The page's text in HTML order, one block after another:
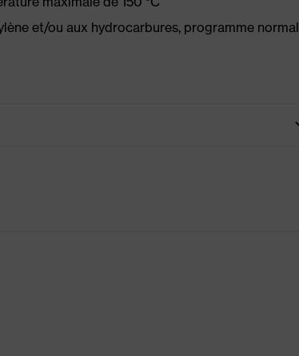
et/ou aux hydrocarbures, programme normal